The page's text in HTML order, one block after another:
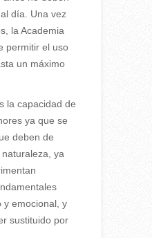
día. Una vez
la Academia
permitir el uso
un máximo
la capacidad de
ya que se
deben de
ya
y emocional, y
sustituido por